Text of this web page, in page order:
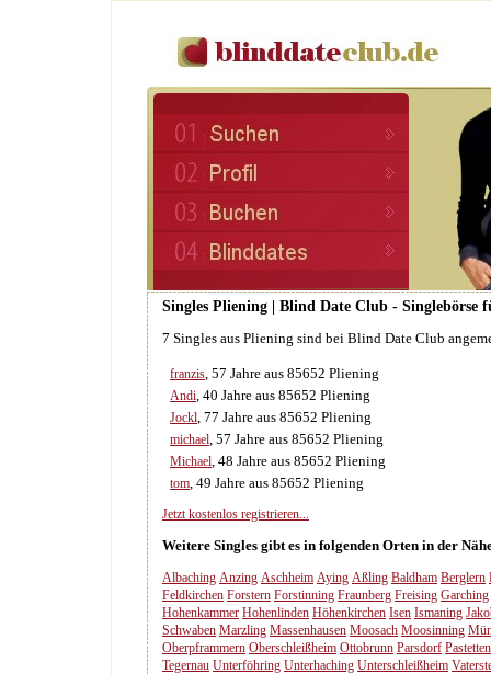
Singles Pliening | Blind Date Club - Singlebörse
7 Singles aus Pliening sind bei Blind Date Club
franzis, 57 Jahre aus 85652 Pliening
Andi, 40 Jahre aus 85652 Pliening
Jockl, 77 Jahre aus 85652 Pliening
michael, 57 Jahre aus 85652 Pliening
Michael, 48 Jahre aus 85652 Pliening
tom, 49 Jahre aus 85652 Pliening
Jetzt kostenlos registrieren...
Weitere Singles gibt es in folgenden Orten in der
Albaching Anzing Aschheim Aying Aßling Baldham Berglern
Feldkirchen Forstern Forstinning Fraunberg Freising Garching
Hohenkammer Hohenlinden Höhenkirchen Isen Ismaning
Schwaben Marzling Massenhausen Moosach Moosinning
Oberpframmern Oberschleißheim Ottobrunn Parsdorf Pastetten
Tegernau Unterföhring Unterhaching Unterschleißheim